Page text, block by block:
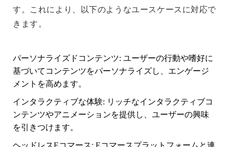
す。これにより、以下のようなユースケースに対応で
きます。
パーソナライズドコンテンツ: ユーザーの行動や嗜好に
基づいてコンテンツをパーソナライズし、エンゲージ
メントを高めます。
インタラクティブな体験: リッチなインタラクティブコ
ンテンツやアニメーションを提供し、ユーザーの興味
を引きつけます。
ヘッドレスEコマース: Eコマースプラットフォームと連